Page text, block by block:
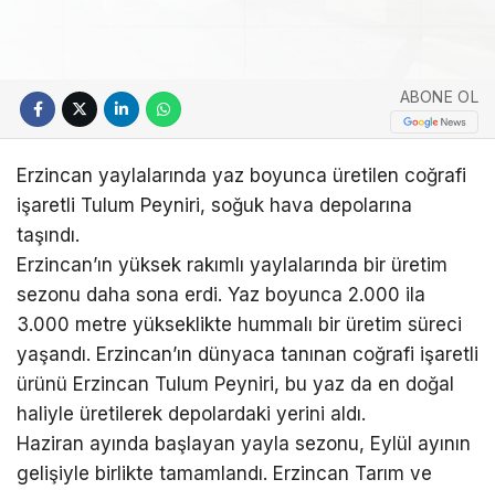
ABONE OL
Erzincan yaylalarında yaz boyunca üretilen coğrafi
işaretli Tulum Peyniri, soğuk hava depolarına
taşındı.
Erzincan’ın yüksek rakımlı yaylalarında bir üretim
sezonu daha sona erdi. Yaz boyunca 2.000 ila
3.000 metre yükseklikte hummalı bir üretim süreci
yaşandı. Erzincan’ın dünyaca tanınan coğrafi işaretli
ürünü Erzincan Tulum Peyniri, bu yaz da en doğal
haliyle üretilerek depolardaki yerini aldı.
Haziran ayında başlayan yayla sezonu, Eylül ayının
gelişiyle birlikte tamamlandı. Erzincan Tarım ve